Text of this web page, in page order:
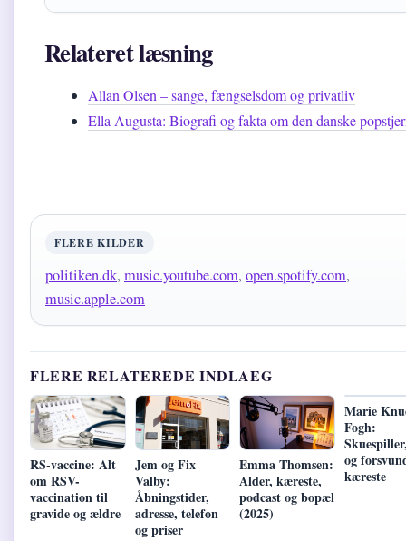
Relateret læsning
Allan Olsen – sange, fængselsdom og privatliv
Ella Augusta: Biografi og fakta om den danske
FLERE KILDER
politiken.dk, music.youtube.com, open.spotify.com,
music.apple.com
FLERE RELATEREDE INDLAEG
RS-vaccine: Alt
om RSV-
vaccination til
gravide og ældre
Jem og Fix
Valby:
Åbningstider,
adresse, telefon
og priser
Emma Thomsen:
Alder, kæreste,
podcast og bopæl
(2025)
Marie
Fogh:
og
kæreste